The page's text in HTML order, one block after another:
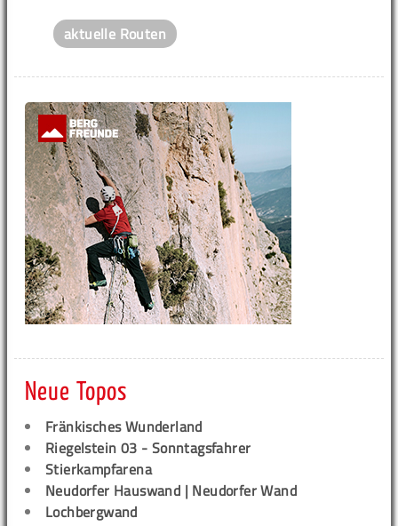
aktuelle Routen
Neue Topos
Fränkisches Wunderland
Riegelstein 03 - Sonntagsfahrer
Stierkampfarena
Neudorfer Hauswand | Neudorfer Wand
Lochbergwand